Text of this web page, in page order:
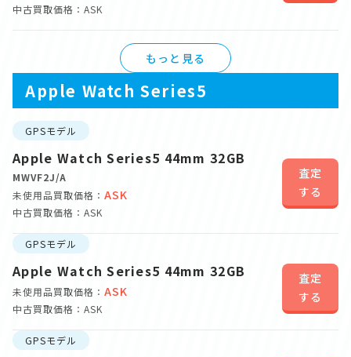
中古買取価格：ASK
もっと見る
Apple Watch Series5
GPSモデル
Apple Watch Series5 44mm 32GB
MWVF2J/A
未使用品買取価格： ASK
中古買取価格：ASK
査定
する
GPSモデル
Apple Watch Series5 44mm 32GB
未使用品買取価格： ASK
中古買取価格：ASK
査定
する
GPSモデル